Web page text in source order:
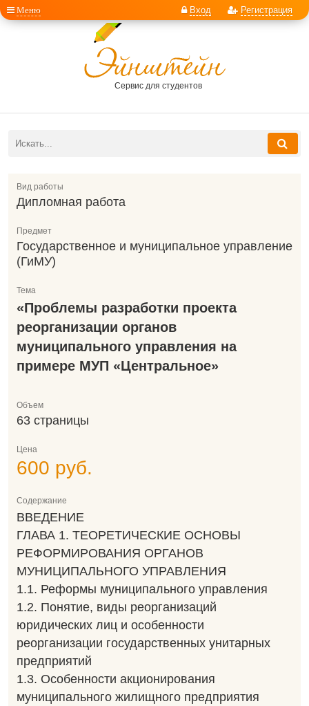
Сервис для студентов
Меню Вход Регистрация
Вид работы
Дипломная работа
Предмет
Государственное и муниципальное управление
(ГиМУ)
Тема
«Проблемы разработки проекта
реорганизации органов
муниципального управления на
примере МУП «Центральное»
Объем
63 страницы
Цена
600 руб.
Содержание
ВВЕДЕНИЕ
ГЛАВА 1. ТЕОРЕТИЧЕСКИЕ ОСНОВЫ
РЕФОРМИРОВАНИЯ ОРГАНОВ
МУНИЦИПАЛЬНОГО УПРАВЛЕНИЯ
1.1. Реформы муниципального управления
1.2. Понятие, виды реорганизаций
юридических лиц и особенности
реорганизации государственных унитарных
предприятий
1.3. Особенности акционирования
муниципального жилищного предприятия